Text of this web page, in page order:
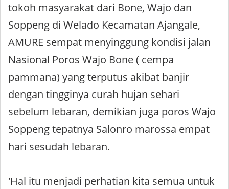
tokoh masyarakat dari Bone, Wajo dan
Soppeng di Welado Kecamatan Ajangale,
AMURE sempat menyinggung kondisi jalan
Nasional Poros Wajo Bone ( cempa
pammana) yang terputus akibat banjir
dengan tingginya curah hujan sehari
sebelum lebaran, demikian juga poros Wajo
Soppeng tepatnya Salonro marossa empat
hari sesudah lebaran.
'Hal itu menjadi perhatian kita semua untuk